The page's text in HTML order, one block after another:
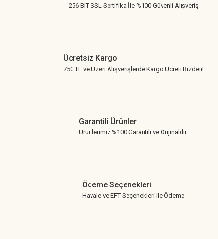
256 BIT SSL Sertifika İle %100 Güvenli Alışveriş
Ücretsiz Kargo
750 TL ve Üzeri Alışverişlerde Kargo Ücreti Bizden!
Garantili Ürünler
Ürünlerimiz %100 Garantili ve Orijinaldir.
Ödeme Seçenekleri
Havale ve EFT Seçenekleri ile Ödeme